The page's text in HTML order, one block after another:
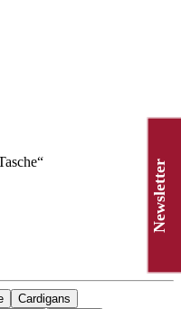
Cardigans
Newsletter